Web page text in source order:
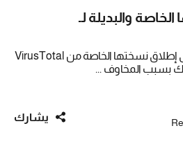
والبديلة لـ
تخطط الحكومة الروسية إلى إطلاق نسختها الخاصة من VirusTotal
بسبب المخاوف ...
يشارك